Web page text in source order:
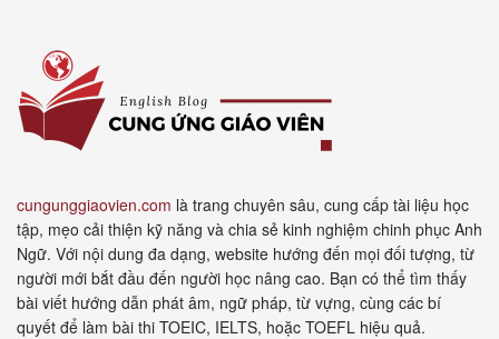
cungunggiaovien.com là trang chuyên sâu, cung cấp tài liệu học
tập, mẹo cải thiện kỹ năng và chia sẻ kinh nghiệm chinh phục Anh
Ngữ. Với nội dung đa dạng, website hướng đến mọi đối tượng, từ
người mới bắt đầu đến người học nâng cao. Bạn có thể tìm thấy
bài viết hướng dẫn phát âm, ngữ pháp, từ vựng, cùng các bí
quyết để làm bài thi TOEIC, IELTS, hoặc TOEFL hiệu quả.